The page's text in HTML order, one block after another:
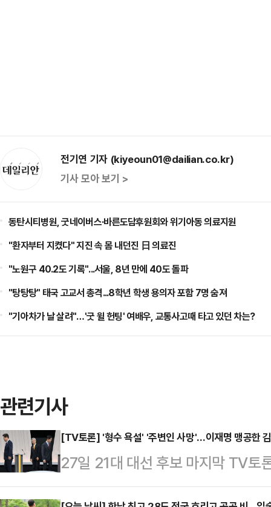
전기연 기자 (kiyeoun01@dailian.co.kr)
기사 모아 보기 >
동탄시티병원, 굿네이버스·바른도담후원회와 위기아동 의료지원
"환자부터 지켰다" 지진 속 몸 내던진 日 의료진
"노원구 40.2도 기록"...서울, 8년 만에 40도 돌파
"탕탕탕" 태국 고교서 총격...8학년 학생 용의자 포함 7명 숨져
"기아차가 날 살려"…'굿 윌 헌팅' 여배우, 교통사고때 타고 있던 차는?
관련기사
[TV토론] '형수 욕설' '주변인 사망'…이재명 맹공한
27일 21대 대선 후보 마지막 TV토
석 개혁신당 대선 후보가 이재명 더